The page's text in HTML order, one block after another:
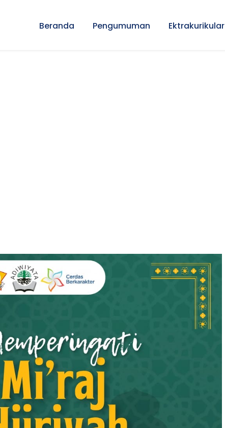
Beranda Pengumuman Ektrakurikular